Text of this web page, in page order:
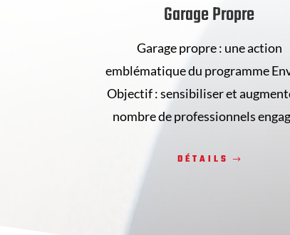
Garage Propre
Garage propre : une action
emblématique du programme
Objectif : sensibiliser et
nombre de professionnels
DÉTAILS